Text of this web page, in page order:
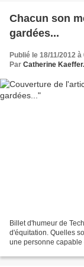
Chacun son
gardées...
Publié le 18/11/2012 à
Par Catherine
Billet d'humeur de
d'équitation. Quelles
une personne